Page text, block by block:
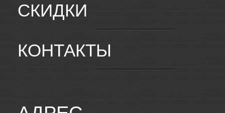
СКИДКИ
КОНТАКТЫ